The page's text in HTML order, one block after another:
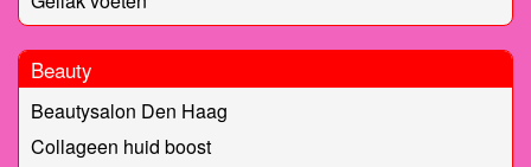
Beauty
Beautysalon Den Haag
Collageen huid boost